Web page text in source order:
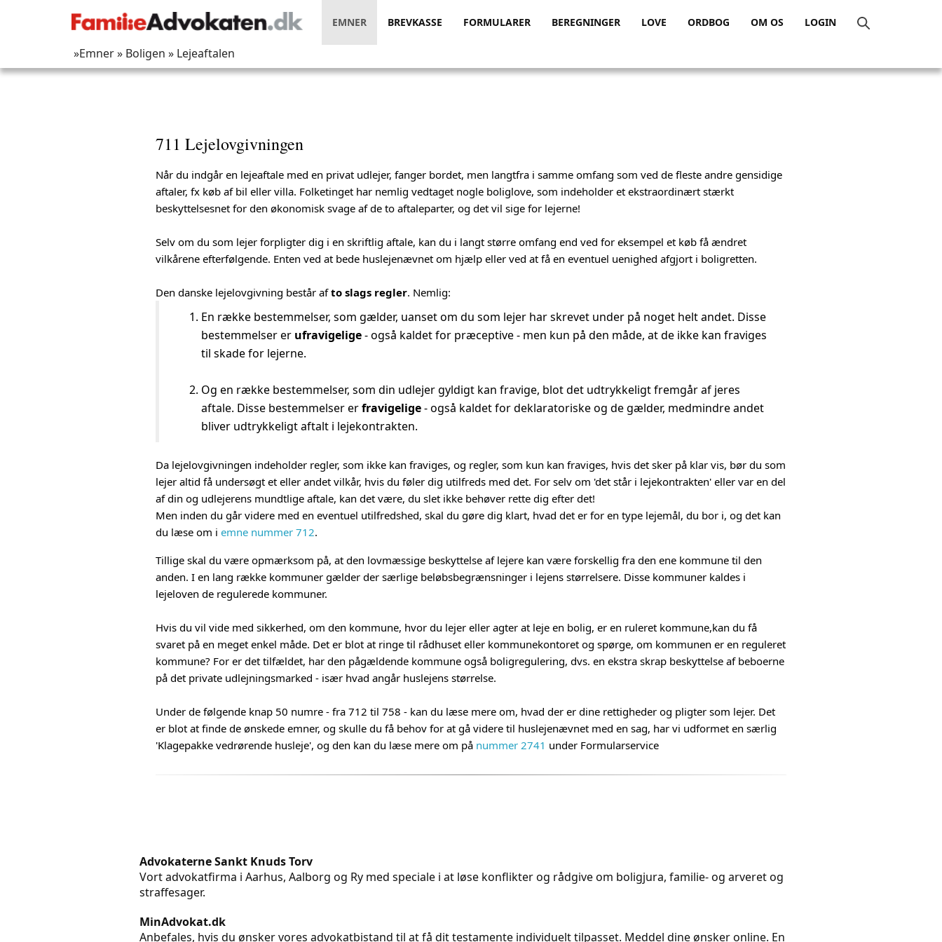
EMNER BREVKASSE FORMULARER BEREGNINGER LOVE ORDBOG OM OS LOGIN
»Emner» Boligen » Lejeaftalen
711 Lejelovgivningen
Når du indgår en lejeaftale med en privat udlejer, fanger bordet, men langtfra i samme omfang som ved de fleste andre gensidige
aftaler, fx køb af bil eller villa. Folketinget har nemlig vedtaget nogle boliglove, som indeholder et ekstraordinært stærkt
beskyttelsesnet for den økonomisk svage af de to aftaleparter, og det vil sige for lejerne!
Selv om du som lejer forpligter dig i en skriftlig aftale, kan du i langt større omfang end ved for eksempel et køb få ændret
vilkårene efterfølgende. Enten ved at bede huslejenævnet om hjælp eller ved at få en eventuel uenighed afgjort i boligretten.
Den danske lejelovgivning består afto slags regler. Nemlig:
En række bestemmelser, som gælder, uanset om du som lejer har skrevet under på noget helt andet. Disse
bestemmelser er ufravigelige- også kaldet for præceptive - men kun på den måde, at de ikke kan fraviges
til skade for lejerne.
Og en række bestemmelser, som din udlejer gyldigt kan fravige, blot det udtrykkeligt fremgår af jeres
aftale. Disse bestemmelser erfravigelige- også kaldet for deklaratoriske og de gælder, medmindre andet
bliver udtrykkeligt aftalt i lejekontrakten.
Da lejelovgivningen indeholder regler, som ikke kan fraviges, og regler, som kun kan fraviges, hvis det sker på klar vis, bør du som
lejer altid få undersøgt et eller andet vilkår, hvis du føler dig utilfreds med det. For selv om 'det står i lejekontrakten' eller var en del
af din og udlejerens mundtlige aftale, kan det være, du slet ikke behøver rette dig efter det!
Men inden du går videre med en eventuel utilfredshed, skal du gøre dig klart, hvad det er for en type lejemål, du bor i, og det kan
du læse om i emne nummer 712.
Tillige skal du være opmærksom på, at den lovmæssige beskyttelse af lejere kan være forskellig fra den ene kommune til den
anden. I en lang række kommuner gælder der særlige beløbsbegrænsninger i lejens størrelsere. Disse kommuner kaldes i
lejeloven de regulerede kommuner.
Hvis du vil vide med sikkerhed, om den kommune, hvor du lejer eller agter at leje en bolig, er en ruleret kommune,kan du få
svaret på en meget enkel måde. Det er blot at ringe til rådhuset eller kommunekontoret og spørge, om kommunen er en reguleret
kommune? For er det tilfældet, har den pågældende kommune også boligregulering, dvs. en ekstra skrap beskyttelse af beboerne
på det private udlejningsmarked - især hvad angår huslejens størrelse.
Under de følgende knap 50 numre - fra 712 til 758 - kan du læse mere om, hvad der er dine rettigheder og pligter som lejer. Det
er blot at finde de ønskede emner, og skulle du få behov for at gå videre til huslejenævnet med en sag, har vi udformet en særlig
'Klagepakke vedrørende husleje', og den kan du læse mere om på nummer 2741 under Formularservice
Advokaterne Sankt Knuds Torv
Vort advokatfirma i Aarhus, Aalborg og Ry med speciale i at løse konflikter og rådgive om boligjura, familie- og arveret og
straffesager.
MinAdvokat.dk
Anbefales, hvis du ønsker vores advokatbistand til at få dit testamente individuelt tilpasset. Meddel dine ønsker online. En